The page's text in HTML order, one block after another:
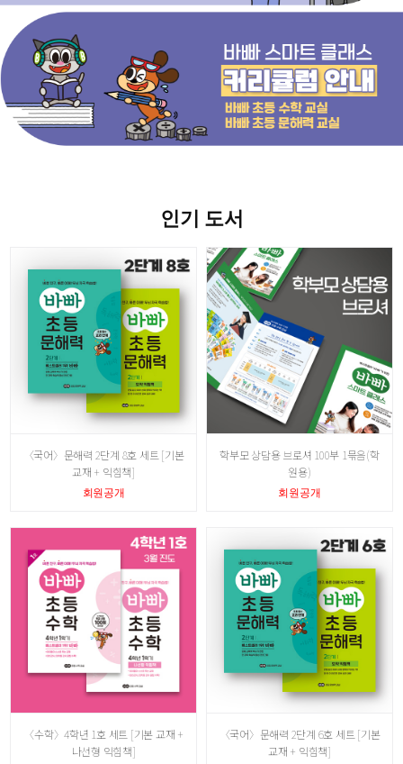
인기 도서
〈국어〉문해력 2단계 8호 세트 [기본
교재 + 익힘책]
회원공개
학부모 상담용 브로셔 100부 1묶음(학
원용)
회원공개
〈수학〉4학년 1호 세트 [기본 교재 +
나선형 익힘책]
〈국어〉문해력 2단계 6호 세트 [기본
교재 + 익힘책]